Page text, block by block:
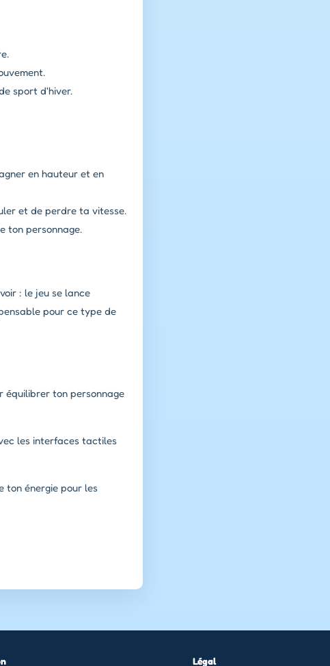
sport d'hiver.
en hauteur et en
et de perdre ta vitesse.
ton personnage.
: le jeu se lance
pour ce type de
équilibrer ton personnage
les interfaces tactiles
ton énergie pour les
Légal